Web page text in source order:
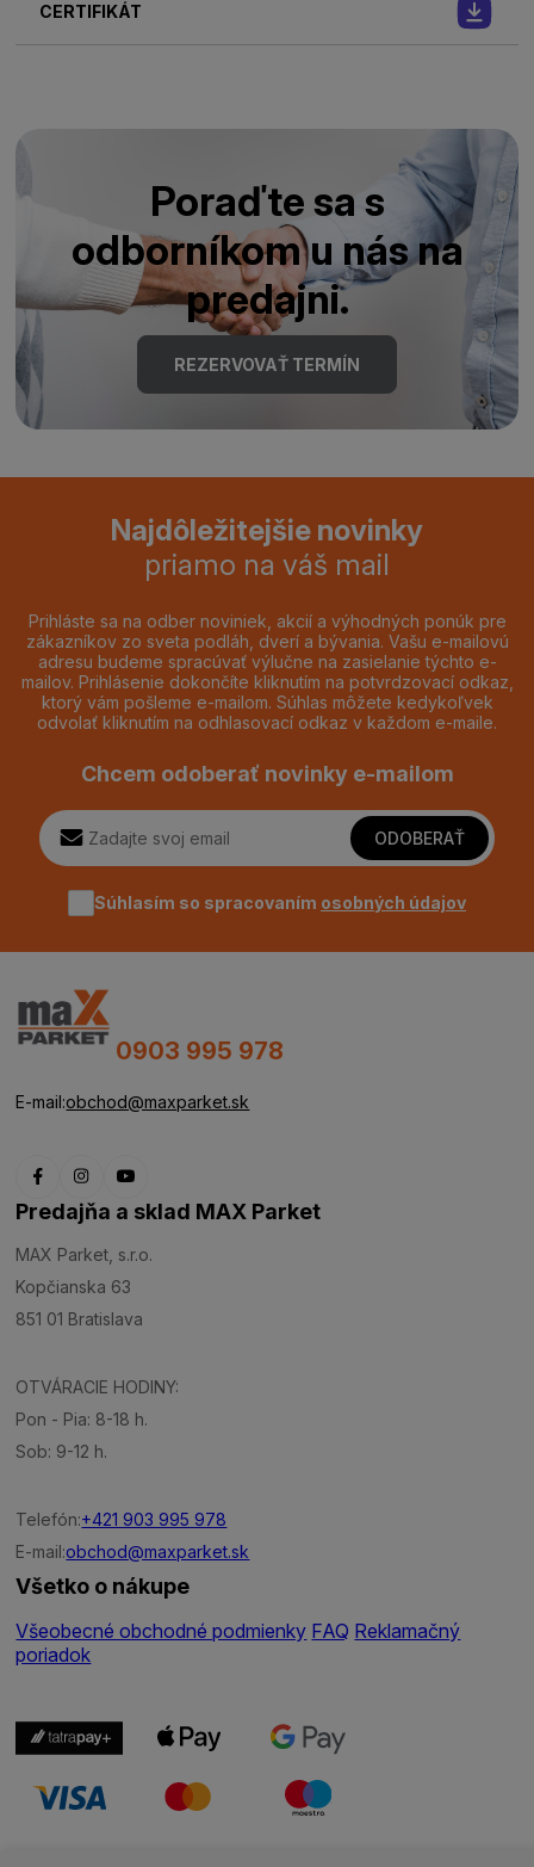
CERTIFIKÁT
Poraďte sa s
odborníkom u nás na
predajni.
REZERVOVAŤ TERMÍN
Najdôležitejšie novinky
priamo na váš mail
Prihláste sa na odber noviniek, akcií a výhodných ponúk pre
zákazníkov zo sveta podláh, dverí a bývania. Vašu e-mailovú
adresu budeme spracúvať výlučne na zasielanie týchto e-
mailov. Prihlásenie dokončíte kliknutím na potvrdzovací odkaz,
ktorý vám pošleme e-mailom. Súhlas môžete kedykoľvek
odvolať kliknutím na odhlasovací odkaz v každom e-maile.
Chcem odoberať novinky e-mailom
ODOBERAŤ
Súhlasím so spracovaním osobných údajov
0903 995 978
E-mail:obchod@maxparket.sk
Predajňa a sklad MAX Parket
MAX Parket, s.r.o.
Kopčianska 63
851 01 Bratislava
OTVÁRACIE HODINY:
Pon - Pia: 8-18 h.
Sob: 9-12 h.
Telefón:+421 903 995 978
E-mail:obchod@maxparket.sk
Všetko o nákupe
Všeobecné obchodné podmienky FAQ Reklamačný
poriadok